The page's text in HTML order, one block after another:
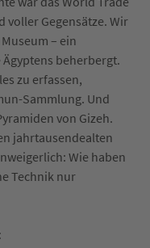
voller Gegensätze. Wir
– ein
beherbergt.
zu erfassen,
Sammlung. Und
von Gizeh.
jahrtausendealten
Wie haben
Technik nur